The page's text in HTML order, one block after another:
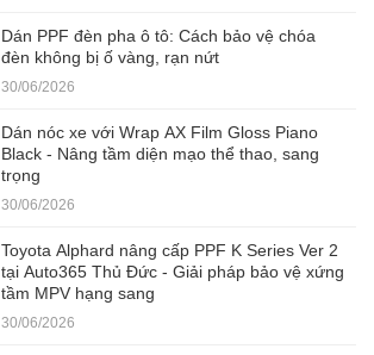
Dán PPF đèn pha ô tô: Cách bảo vệ chóa
đèn không bị ố vàng, rạn nứt
30/06/2026
Dán nóc xe với Wrap AX Film Gloss Piano
Black - Nâng tầm diện mạo thể thao, sang
trọng
30/06/2026
Toyota Alphard nâng cấp PPF K Series Ver 2
tại Auto365 Thủ Đức - Giải pháp bảo vệ xứng
tầm MPV hạng sang
30/06/2026